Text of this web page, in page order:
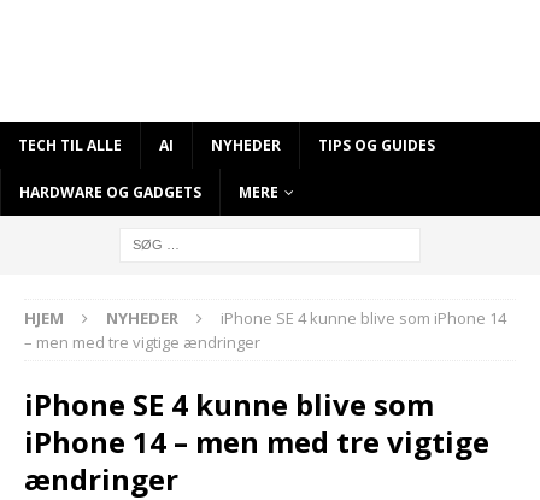
TECH TIL ALLE AI NYHEDER TIPS OG GUIDES
HARDWARE OG GADGETS MERE
HJEM NYHEDER
iPhone SE 4 kunne blive som iPhone 14
– men med tre vigtige ændringer
iPhone SE 4 kunne blive som
iPhone 14 – men med tre vigtige
ændringer